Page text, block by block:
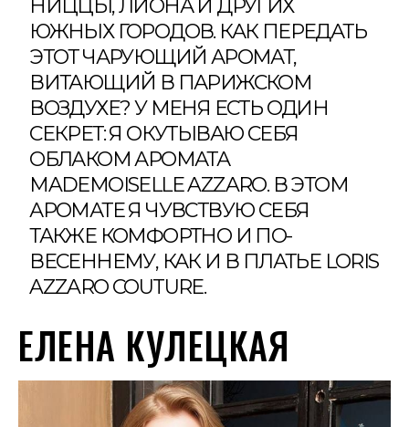
НИЦЦЫ, ЛИОНА И ДРУГИХ
ЮЖНЫХ ГОРОДОВ. КАК ПЕРЕДАТЬ
ЭТОТ ЧАРУЮЩИЙ АРОМАТ,
ВИТАЮЩИЙ В ПАРИЖСКОМ
ВОЗДУХЕ? У МЕНЯ ЕСТЬ ОДИН
СЕКРЕТ: Я ОКУТЫВАЮ СЕБЯ
ОБЛАКОМ АРОМАТА
MADEMOISELLE AZZARO. В ЭТОМ
АРОМАТЕ Я ЧУВСТВУЮ СЕБЯ
ТАКЖЕ КОМФОРТНО И ПО-
ВЕСЕННЕМУ, КАК И В ПЛАТЬЕ LORIS
AZZARO COUTURE.
ЕЛЕНА КУЛЕЦКАЯ